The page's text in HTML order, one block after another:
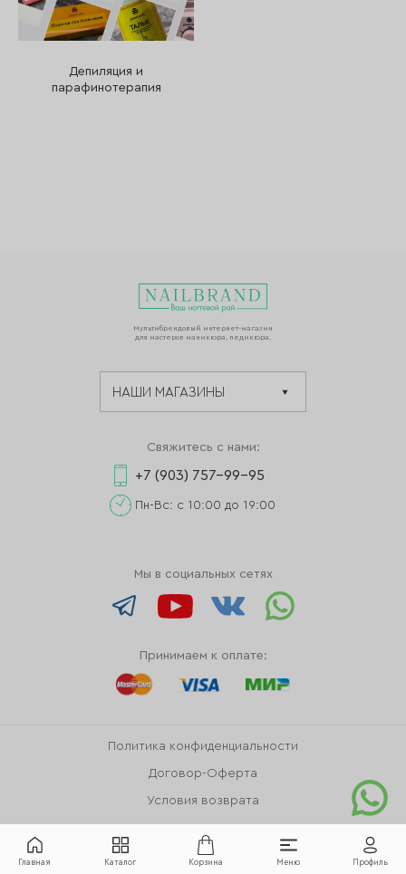
Депиляция и
парафинотерапия
Мультибрендовый интернет-магазин
для мастеров маникюра, педикюра.
Свяжитесь с нами:
+7 (903) 757-99-95
Пн-Вс: с 10:00 до 19:00
Мы в социальных сетях
Принимаем к оплате:
Политика конфиденциальности
Договор-Оферта
Условия возврата
Главная Каталог Корзина Меню Профиль